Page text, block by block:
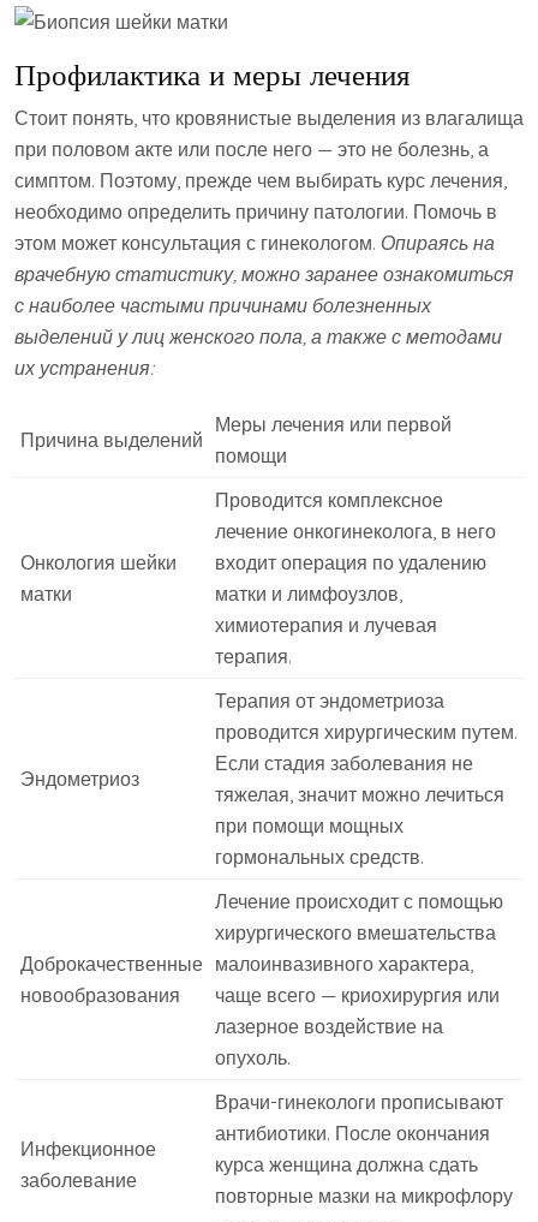
Профилактика и меры лечения
Стоит понять, что кровянистые выделения из влагалища
при половом акте или после него — это не болезнь, а
симптом. Поэтому, прежде чем выбирать курс лечения,
необходимо определить причину патологии. Помочь в
этом может консультация с гинекологом. Опираясь на
врачебную статистику, можно заранее ознакомиться
с наиболее частыми причинами болезненных
выделений у лиц женского пола, а также с методами
их устранения:
Причина выделений
Меры лечения или первой
помощи
Онкология шейки
матки
Проводится комплексное
лечение онкогинеколога, в него
входит операция по удалению
матки и лимфоузлов,
химиотерапия и лучевая
терапия.
Эндометриоз
Терапия от эндометриоза
проводится хирургическим путем.
Если стадия заболевания не
тяжелая, значит можно лечиться
при помощи мощных
гормональных средств.
Доброкачественные
новообразования
Лечение происходит с помощью
хирургического вмешательства
малоинвазивного характера,
чаще всего — криохирургия или
лазерное воздействие на
опухоль.
Инфекционное
заболевание
Врачи-гинекологи прописывают
антибиотики. После окончания
курса женщина должна сдать
повторные мазки на микрофлору